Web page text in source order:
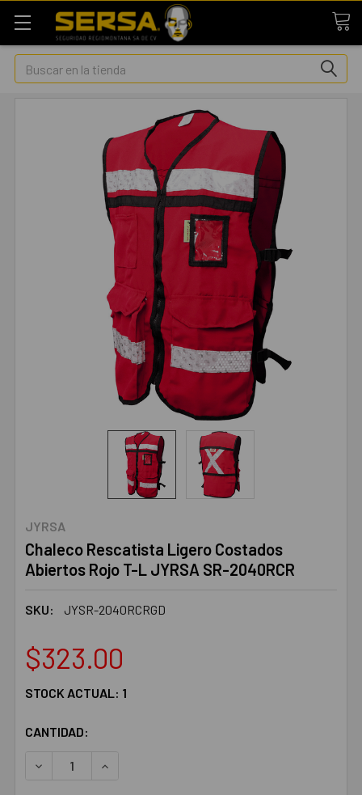
Buscar
JYRSA
Chaleco Rescatista Ligero Costados
Abiertos Rojo T-L JYRSA SR-2040RCR
SKU: JYSR-2040RCRGD
$323.00
STOCK ACTUAL: 1
CANTIDAD:
DISMINUIR LA CANTIDAD:AUMENTAR LA CANTIDAD: